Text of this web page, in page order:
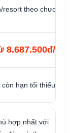
resort theo chương
8.687.500đ/
còn hạn tối thiểu 6
hợp nhất với